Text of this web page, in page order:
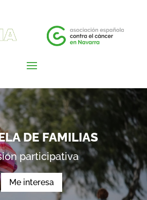
DE FAMILIAS
participativa
Me interesa